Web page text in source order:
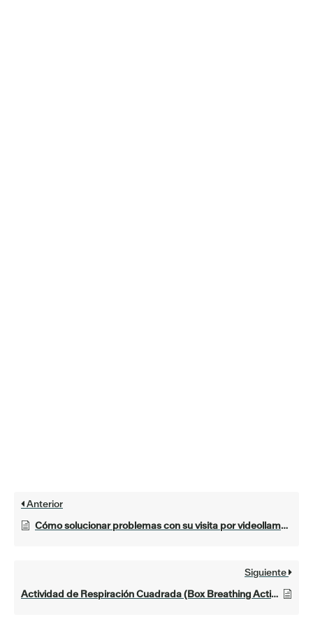
Anterior
Cómo solucionar problemas con su visita por videollamada
Siguiente
Actividad de Respiración Cuadrada (Box Breathing Activity)